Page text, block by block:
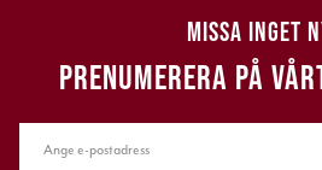
MISSA INGET
PRENUMERERA PÅ